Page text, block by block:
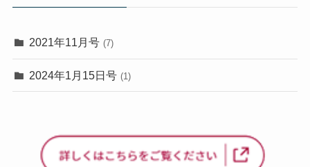
2021年11月号 (7)
2024年1月15日号 (1)